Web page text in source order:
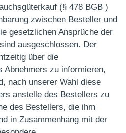
(§ 478 BGB )
zwischen Besteller und
gesetzlichen Ansprüche der
ausgeschlossen. Der
über die
Abnehmers zu informieren,
nach unserer Wahl diese
anstelle des Bestellers zu
des Bestellers, die ihm
in Zusammenhang mit der